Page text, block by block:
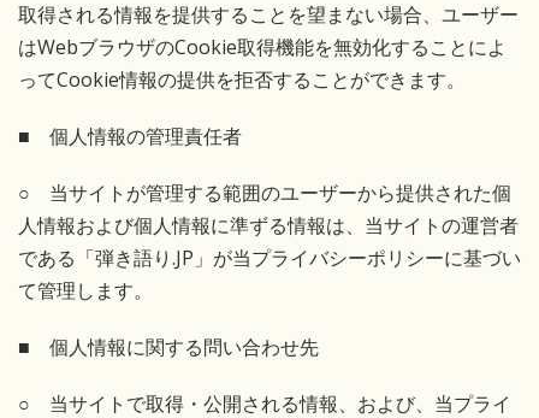
取得される情報を提供することを望まない場合、ユーザー
はWebブラウザのCookie取得機能を無効化することによ
ってCookie情報の提供を拒否することができます。
■ 個人情報の管理責任者
○ 当サイトが管理する範囲のユーザーから提供された個
人情報および個人情報に準ずる情報は、当サイトの運営者
である「弾き語り.JP」が当プライバシーポリシーに基づい
て管理します。
■ 個人情報に関する問い合わせ先
○ 当サイトで取得・公開される情報、および、当プライ